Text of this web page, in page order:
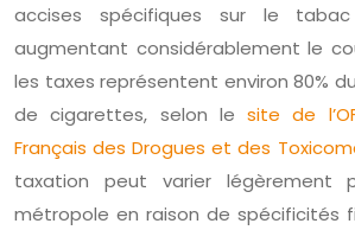
accises spécifiques sur le
augmentant considérablement le
les taxes représentent environ 80%
de cigarettes, selon lesite de
Français des Drogues et des
taxation peut varier légèrement
métropole en raison de spécificités